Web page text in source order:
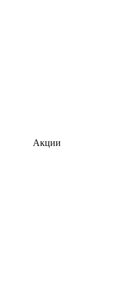
Акции